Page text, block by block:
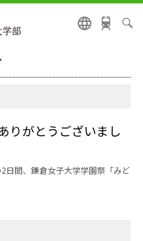
りがとうございまし
日間、鎌倉女子大学学園祭「みど